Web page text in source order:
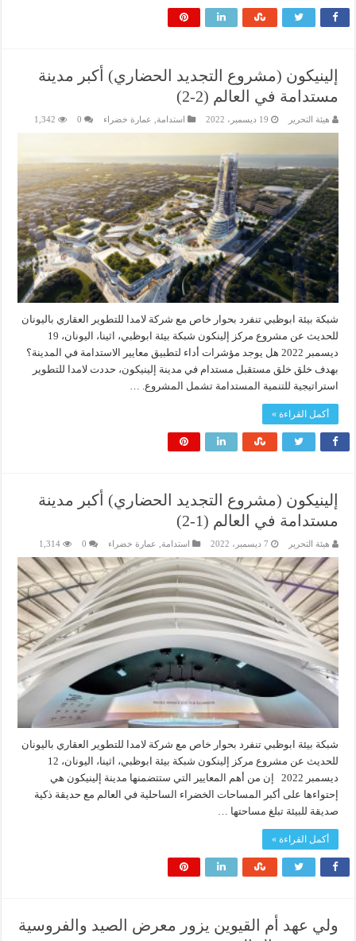
إلينيكون (مشروع التجديد الحضاري) أكبر مدينة
مستدامة في العالم (2-2)‎‎
هيئة التحرير 19 ديسمبر، 2022 استدامة عمارة خضراء 0
1,342
شبكة بيئة ابوظبي تنفرد بحوار خاص مع شركة لامدا للتطوير العقاري باليونان
للحديث عن مشروع مركز إلينكون شبكة بيئة ابوظبي، اثينا، اليونان، 19
ديسمبر 2022 هل يوجد مؤشرات أداء لتطبيق معايير الاستدامة في المدينة؟
بهدف خلق خلق مستقبل مستدام في مدينة إلينيكون، حددت لامدا للتطوير
استراتيجية للتنمية المستدامة تشمل المشروع. …
أكمل القراءة »
إلينيكون (مشروع التجديد الحضاري) أكبر مدينة
مستدامة في العالم (1-2)‎‎
هيئة التحرير 7 ديسمبر، 2022 استدامة عمارة خضراء 0
1,314
شبكة بيئة ابوظبي تنفرد بحوار خاص مع شركة لامدا للتطوير العقاري باليونان
للحديث عن مشروع مركز إلينكون شبكة بيئة ابوظبي، اثينا، اليونان، 12
ديسمبر 2022 إن من أهم المعايير التي ستتضمنها مدينة إلينيكون هي
إحتواءها على أكبر المساحات الخضراء الساحلية في العالم مع حديقة ذكية
صديقة للبيئة تبلغ مساحتها …
أكمل القراءة »
ولي عهد أم القيوين يزور معرض الصيد والفروسية